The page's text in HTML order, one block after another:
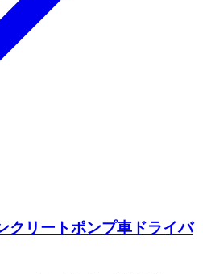
クリートポンプ車ドライバ